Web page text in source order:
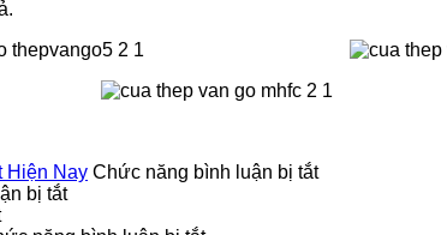
Hiện Nay Chức năng bình luận bị tắtở
bị tắtở
ở